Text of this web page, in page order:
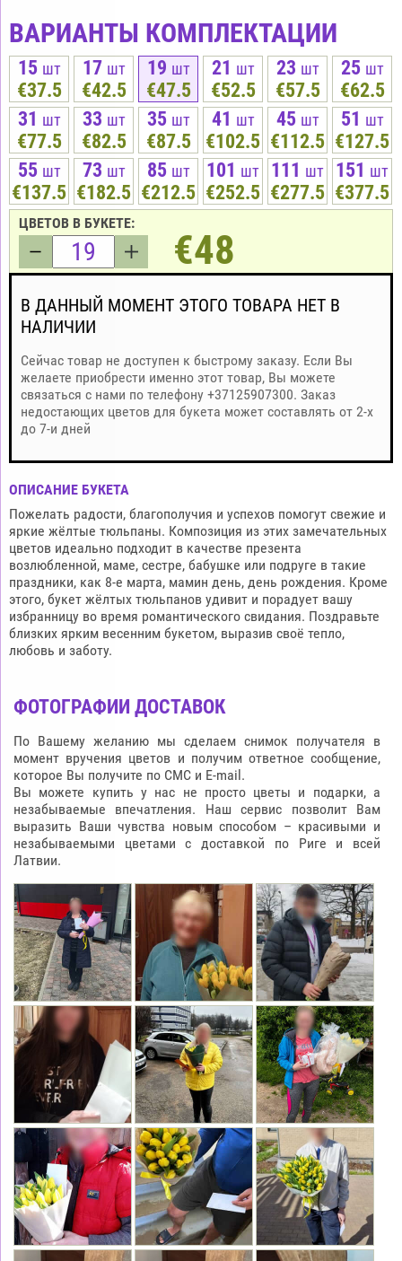
ВАРИАНТЫ КОМПЛЕКТАЦИИ
15 шт
€37.5
17 шт
€42.5
19 шт
€47.5
21 шт
€52.5
23 шт
€57.5
25 шт
€62.5
31 шт
€77.5
33 шт
€82.5
35 шт
€87.5
41 шт
€102.5
45 шт
€112.5
51 шт
€127.5
55 шт
€137.5
73 шт
€182.5
85 шт
€212.5
101 шт
€252.5
111 шт
€277.5
151 шт
€377.5
ЦВЕТОВ В БУКЕТЕ:
€48
В ДАННЫЙ МОМЕНТ ЭТОГО ТОВАРА НЕТ В
НАЛИЧИИ
Сейчас товар не доступен к быстрому заказу. Если Вы
желаете приобрести именно этот товар, Вы можете
связаться с нами по телефону +37125907300. Заказ
недостающих цветов для букета может составлять от 2-х
до 7-и дней
ОПИСАНИЕ БУКЕТА
Пожелать радости, благополучия и успехов помогут свежие и
яркие жёлтые тюльпаны. Композиция из этих замечательных
цветов идеально подходит в качестве презента
возлюбленной, маме, сестре, бабушке или подруге в такие
праздники, как 8-е марта, мамин день, день рождения. Кроме
этого, букет жёлтых тюльпанов удивит и порадует вашу
избранницу во время романтического свидания. Поздравьте
близких ярким весенним букетом, выразив своё тепло,
любовь и заботу.
ФОТОГРАФИИ ДОСТАВОК
По Вашему желанию мы сделаем снимок получателя в
момент вручения цветов и получим ответное сообщение,
которое Вы получите по СМС и E-mail.
Вы можете купить у нас не просто цветы и подарки, а
незабываемые впечатления. Наш сервис позволит Вам
выразить Ваши чувства новым способом – красивыми и
незабываемыми цветами с доставкой по Риге и всей
Латвии.